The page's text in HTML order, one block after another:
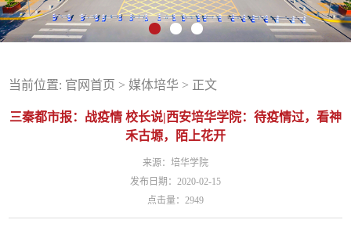
当前位置: 官网首页 > 媒体培华 > 正文
三秦都市报：战疫情 校长说|西安培华学院：待疫情过，看神
禾古塬，陌上花开
来源：培华学院
发布日期：2020-02-15
点击量： 2949